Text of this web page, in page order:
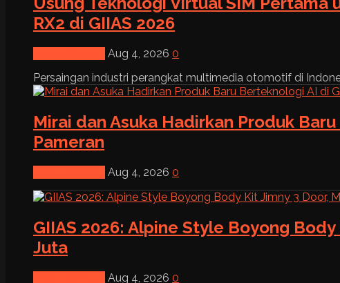
RX2 di GIIAS 2026
Aug 4, 2026 0
Persaingan industri perangkat multimedia otomotif di
Mirai dan Asuka Hadirkan Produk
Pameran
Aug 4, 2026 0
GIIAS 2026: Alpine Style Boyong
Juta
Aug 4, 2026 0